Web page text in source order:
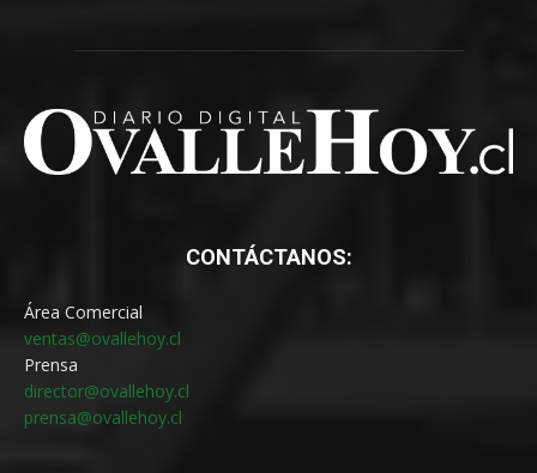
CONTÁCTANOS:
Área Comercial
ventas@ovallehoy.cl
Prensa
director@ovallehoy.cl
prensa@ovallehoy.cl